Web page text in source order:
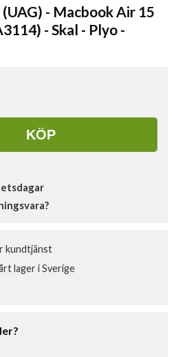
- Macbook Air 15
- Skal - Plyo -
KÖP
kundtjänst
lager i Sverige